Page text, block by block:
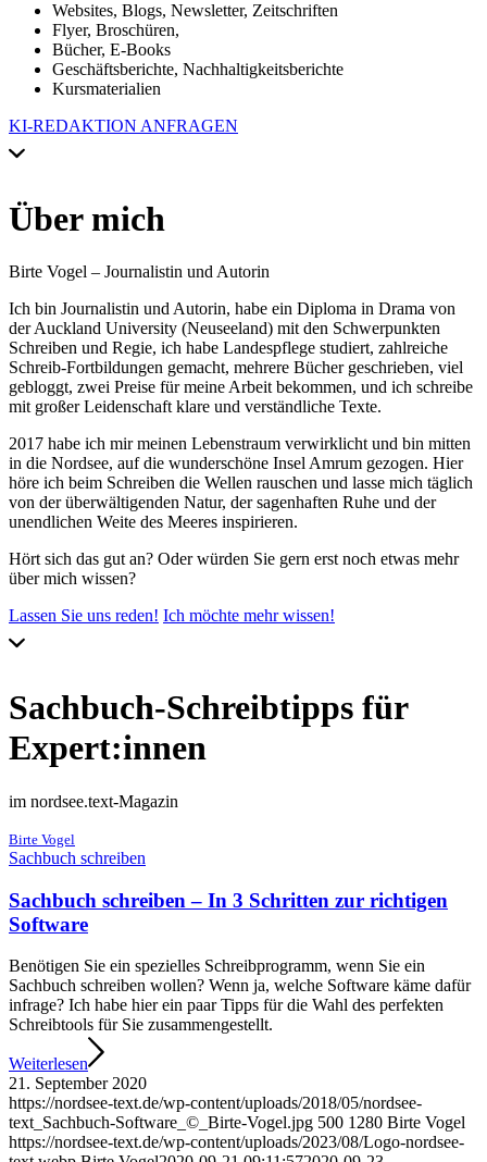
Websites, Blogs, Newsletter, Zeitschriften
Flyer, Broschüren,
Bücher, E-Books
Geschäftsberichte, Nachhaltigkeitsberichte
Kursmaterialien
KI-REDAKTION ANFRAGEN
Über mich
Birte Vogel – Journalistin und Autorin
Ich bin Journalistin und Autorin, habe ein Diploma in Drama von
der Auckland University (Neuseeland) mit den Schwerpunkten
Schreiben und Regie, ich habe Landespflege studiert, zahlreiche
Schreib-Fortbildungen gemacht, mehrere Bücher geschrieben, viel
gebloggt, zwei Preise für meine Arbeit bekommen, und ich schreibe
mit großer Leidenschaft klare und verständliche Texte.
2017 habe ich mir meinen Lebenstraum verwirklicht und bin mitten
in die Nordsee, auf die wunderschöne Insel Amrum gezogen. Hier
höre ich beim Schreiben die Wellen rauschen und lasse mich täglich
von der überwältigenden Natur, der sagenhaften Ruhe und der
unendlichen Weite des Meeres inspirieren.
Hört sich das gut an? Oder würden Sie gern erst noch etwas mehr
über mich wissen?
Lassen Sie uns reden! Ich möchte mehr wissen!
Sachbuch-Schreibtipps für
Expert:innen
im nordsee.text-Magazin
Birte Vogel
Sachbuch schreiben
Sachbuch schreiben – In 3 Schritten zur richtigen
Software
Benötigen Sie ein spezielles Schreibprogramm, wenn Sie ein
Sachbuch schreiben wollen? Wenn ja, welche Software käme dafür
infrage? Ich habe hier ein paar Tipps für die Wahl des perfekten
Schreibtools für Sie zusammengestellt.
Weiterlesen
21. September 2020
https://nordsee-text.de/wp-content/uploads/2018/05/nordsee-
text_Sachbuch-Software_©_Birte-Vogel.jpg 500 1280 Birte Vogel
https://nordsee-text.de/wp-content/uploads/2023/08/Logo-nordsee-